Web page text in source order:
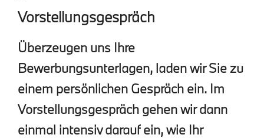
Vorstellungsgespräch
Überzeugen uns Ihre
Bewerbungsunterlagen, laden wir Sie zu
einem persönlichen Gespräch ein. Im
Vorstellungsgespräch gehen wir dann
einmal intensiv darauf ein, wie Ihr